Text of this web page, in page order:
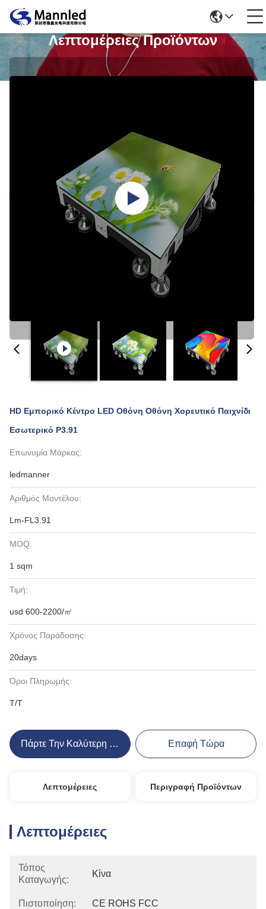
Λεπτομέρειες Προϊόντων
HD Εμπορικό Κέντρο LED Οθόνη Οθόνη Χορευτικό Παιχνίδι
Εσωτερικό P3.91
Επωνυμία Μάρκας:
ledmanner
Αριθμός Μοντέλου:
Lm-FL3.91
MOQ:
1 sqm
Τιμή:
usd 600-2200/㎡
Χρόνος Παράδοσης:
20days
Όροι Πληρωμής:
T/T
Πάρτε Την Καλύτερη Τιμή Επαφή Τώρα
Λεπτομέρειες Περιγραφή Προϊόντων
Λεπτομέρειες
Τόπος
Καταγωγής:
Κίνα
Πιστοποίηση: CE ROHS FCC